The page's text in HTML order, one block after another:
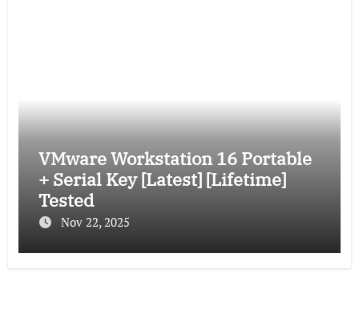
VMware Workstation 16 Portable
+ Serial Key [Latest] [Lifetime]
Tested
Nov 22, 2025